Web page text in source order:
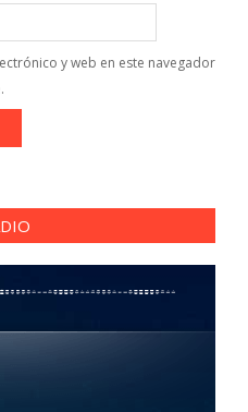
y web en este navegador